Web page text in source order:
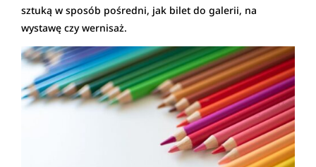
sztuką w sposób pośredni, jak bilet do galerii, na
wystawę czy wernisaż.